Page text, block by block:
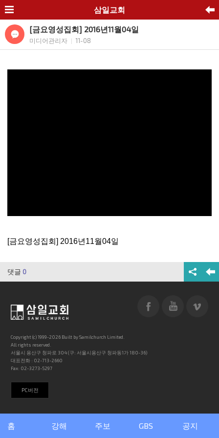
삼일교회
[금요영성집회] 2016년11월04일
미디어관리자 11-08
[금요영성집회] 2016년11월04일
댓글 0
홈 강해 주보 GBS 공지
Copyright (c) 1999-2026 Built by Samilchurch Limited.
All rights reserved.
서울시 용산구 청파로 304 (구: 서울시용산구 청파동1가 180-36)
대표전화 : 02-713-2660
Fax: 02-3273-5297
PC버전